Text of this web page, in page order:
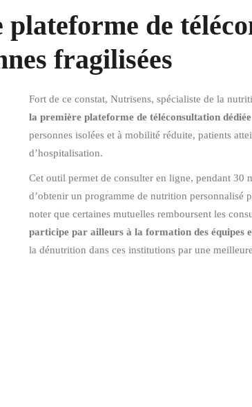
de
fragilisées
Fort de ce constat, Nutrisens, spécialiste de la
la première plateforme de téléconsultation
personnes isolées et à mobilité réduite, patients
d’hospitalisation.
Cet outil permet de consulter en ligne, pendant 30
d’obtenir un programme de nutrition personnalisé
noter que certaines mutuelles remboursent les
participe par ailleurs à la formation des équipes
la dénutrition dans ces institutions par une